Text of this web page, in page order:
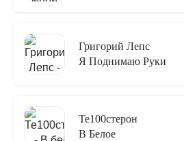
Григорий Лепс
Я Поднимаю Руки
Те100стерон
В Белое